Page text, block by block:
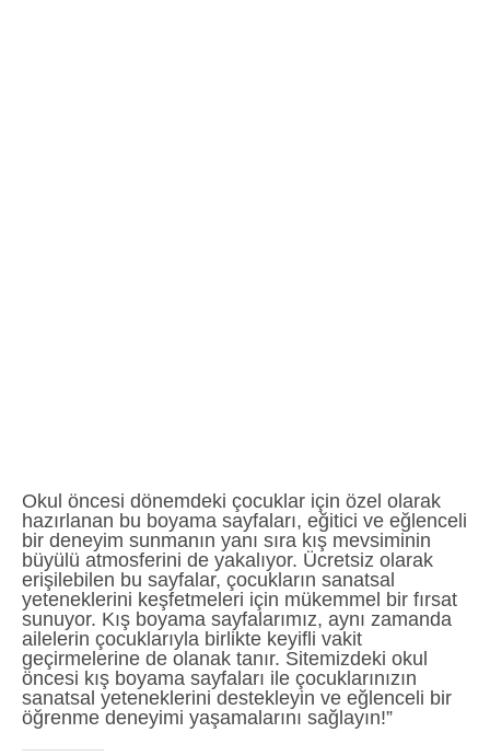
Okul öncesi dönemdeki çocuklar için özel olarak
hazırlanan bu boyama sayfaları, eğitici ve eğlenceli
bir deneyim sunmanın yanı sıra kış mevsiminin
büyülü atmosferini de yakalıyor. Ücretsiz olarak
erişilebilen bu sayfalar, çocukların sanatsal
yeteneklerini keşfetmeleri için mükemmel bir fırsat
sunuyor. Kış boyama sayfalarımız, aynı zamanda
ailelerin çocuklarıyla birlikte keyifli vakit
geçirmelerine de olanak tanır. Sitemizdeki okul
öncesi kış boyama sayfaları ile çocuklarınızın
sanatsal yeteneklerini destekleyin ve eğlenceli bir
öğrenme deneyimi yaşamalarını sağlayın!”